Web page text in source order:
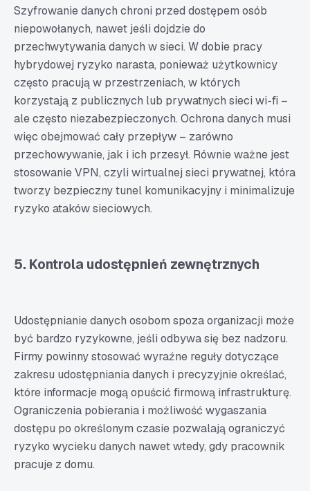
Szyfrowanie danych chroni przed dostępem osób
niepowołanych, nawet jeśli dojdzie do
przechwytywania danych w sieci. W dobie pracy
hybrydowej ryzyko narasta, ponieważ użytkownicy
często pracują w przestrzeniach, w których
korzystają z publicznych lub prywatnych sieci wi-fi –
ale często niezabezpieczonych. Ochrona danych musi
więc obejmować cały przepływ – zarówno
przechowywanie, jak i ich przesył. Równie ważne jest
stosowanie VPN, czyli wirtualnej sieci prywatnej, która
tworzy bezpieczny tunel komunikacyjny i minimalizuje
ryzyko ataków sieciowych.
5. Kontrola udostępnień zewnętrznych
Udostępnianie danych osobom spoza organizacji może
być bardzo ryzykowne, jeśli odbywa się bez nadzoru.
Firmy powinny stosować wyraźne reguły dotyczące
zakresu udostępniania danych i precyzyjnie określać,
które informacje mogą opuścić firmową infrastrukturę.
Ograniczenia pobierania i możliwość wygaszania
dostępu po określonym czasie pozwalają ograniczyć
ryzyko wycieku danych nawet wtedy, gdy pracownik
pracuje z domu.